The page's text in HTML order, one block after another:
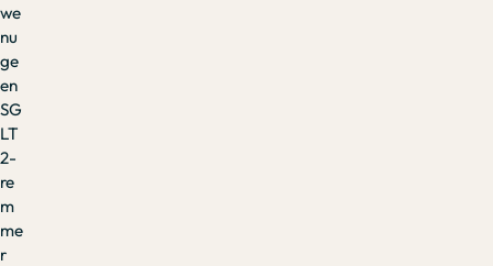
we
nu
ge
en
SG
LT
2-
re
m
me
r